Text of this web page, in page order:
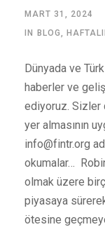
MART 31, 2024
IN BLOG
Dünyada ve
haberler ve
ediyoruz. Sizler
yer almasının
info@fintr.org
okumalar…
olmak üzere
piyasaya
ötesine